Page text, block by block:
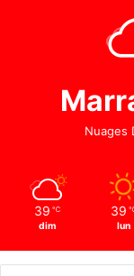
Nuages
39 ℃
dim
39
lun